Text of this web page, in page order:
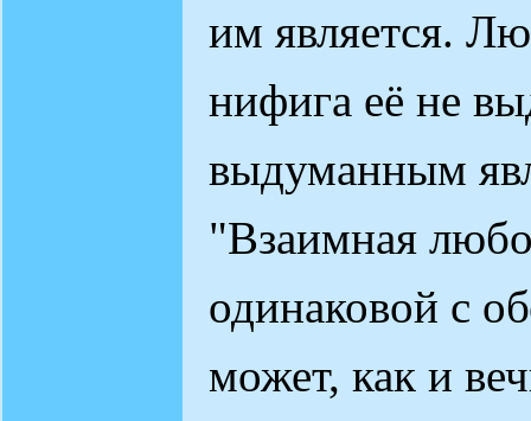
им является.
нифига её не
выдуманным
"Взаимная
одинаковой с
может, как и